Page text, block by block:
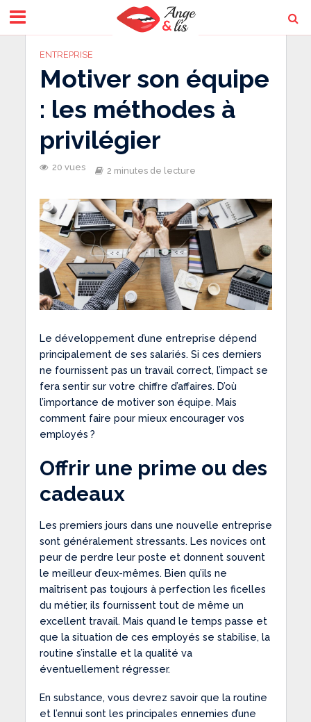
ENTREPRISE
Motiver son équipe
: les méthodes à
privilégier
20 vues 2 minutes de lecture
Le développement d’une entreprise dépend
principalement de ses salariés. Si ces derniers
ne fournissent pas un travail correct, l’impact se
fera sentir sur votre chiffre d’affaires. D’où
l’importance de motiver son équipe. Mais
comment faire pour mieux encourager vos
employés ?
Offrir une prime ou des
cadeaux
Les premiers jours dans une nouvelle entreprise
sont généralement stressants. Les novices ont
peur de perdre leur poste et donnent souvent
le meilleur d’eux-mêmes. Bien qu’ils ne
maîtrisent pas toujours à perfection les ficelles
du métier, ils fournissent tout de même un
excellent travail. Mais quand le temps passe et
que la situation de ces employés se stabilise, la
routine s’installe et la qualité va
éventuellement régresser.
En substance, vous devrez savoir que la routine
et l’ennui sont les principales ennemies d’une